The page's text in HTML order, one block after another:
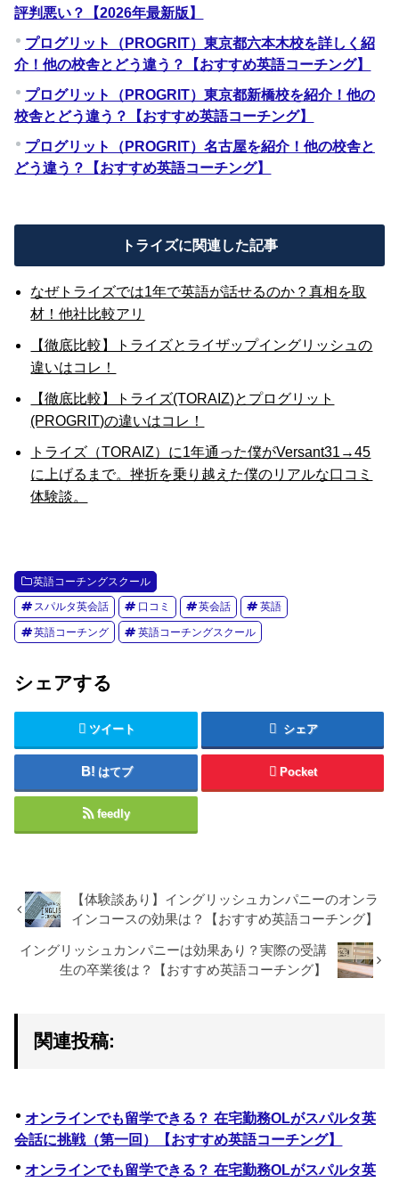
評判悪い？【2026年最新版】
プログリット（PROGRIT）東京都六本木校を詳しく紹
介！他の校舎とどう違う？【おすすめ英語コーチング】
プログリット（PROGRIT）東京都新橋校を紹介！他の
校舎とどう違う？【おすすめ英語コーチング】
プログリット（PROGRIT）名古屋を紹介！他の校舎と
どう違う？【おすすめ英語コーチング】
トライズに関連した記事
なぜトライズでは1年で英語が話せるのか？真相を取
材！他社比較アリ
【徹底比較】トライズとライザップイングリッシュの
違いはコレ！
【徹底比較】トライズ(TORAIZ)とプログリット
(PROGRIT)の違いはコレ！
トライズ（TORAIZ）に1年通った僕がVersant31→45
に上げるまで。挫折を乗り越えた僕のリアルな口コミ
体験談。
英語コーチングスクール
スパルタ英会話 口コミ 英会話 英語
英語コーチング 英語コーチングスクール
シェアする
ツイート シェア
はてブ Pocket
feedly
【体験談あり】イングリッシュカンパニーのオンラ
インコースの効果は？【おすすめ英語コーチング】
イングリッシュカンパニーは効果あり？実際の受講
生の卒業後は？【おすすめ英語コーチング】
関連投稿:
オンラインでも留学できる？ 在宅勤務OLがスパルタ英
会話に挑戦（第一回）【おすすめ英語コーチング】
オンラインでも留学できる？ 在宅勤務OLがスパルタ英